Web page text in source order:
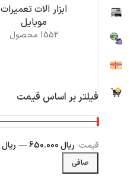
ابزار آلات تعمیرات
موبایل
1552 محصول
فیلتر بر اساس قیمت
صافی
قيمت: ریال 650.000 — ریال 28.550.000